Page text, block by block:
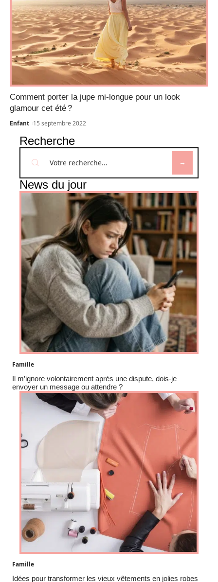
Comment porter la jupe mi-longue pour un look
glamour cet été ?
Enfant 15 septembre 2022
Recherche
News du jour
Famille
Il m’ignore volontairement après une dispute, dois-je
envoyer un message ou attendre ?
Famille
Idées pour transformer les vieux vêtements en jolies robes